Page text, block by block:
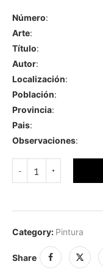
Número:
Arte:
Título:
Autor:
Localización:
Población:
Provincia:
Pais:
Observaciones:
Category: Pintura
Share